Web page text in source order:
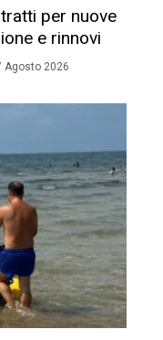
per nuove
e rinnovi
Agosto 2026